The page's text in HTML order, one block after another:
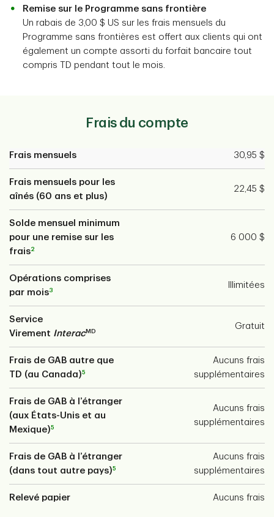
Remise sur le Programme sans frontière
Un rabais de 3,00 $ US sur les frais mensuels du
Programme sans frontières est offert aux clients qui ont
également un compte assorti du forfait bancaire tout
compris TD pendant tout le mois.
Frais du compte
Frais mensuels 30,95 $
Frais mensuels pour les
aînés (60 ans et plus)
22,45 $
Solde mensuel minimum
pour une remise sur les
frais2
6 000 $
Opérations comprises
par mois3
Illimitées
Service
Virement InteracMD
Gratuit
Frais de GAB autre que
TD (au Canada)5
Aucuns frais
supplémentaires
Frais de GAB à l’étranger
(aux États-Unis et au
Mexique)5
Aucuns frais
supplémentaires
Frais de GAB à l’étranger
(dans tout autre pays)5
Aucuns frais
supplémentaires
Relevé papier Aucuns frais